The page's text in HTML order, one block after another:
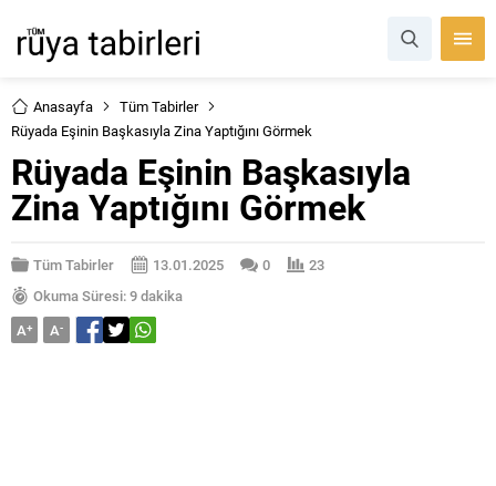
Anasayfa
Tüm Tabirler
Rüyada Eşinin Başkasıyla Zina Yaptığını Görmek
Rüyada Eşinin Başkasıyla
Zina Yaptığını Görmek
Tüm Tabirler 13.01.2025 0
23
Okuma Süresi: 9 dakika
A+ A-